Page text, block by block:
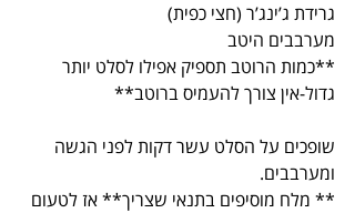
גרידת ג’ינג’ר (חצי כפית)
מערבבים היטב
**כמות הרוטב תספיק אפילו לסלט יותר
גדול-אין צורך להעמיס ברוטב**
שופכים על הסלט עשר דקות לפני הגשה
ומערבבים.
** מלח מוסיפים בתנאי שצריך** אז לטעום